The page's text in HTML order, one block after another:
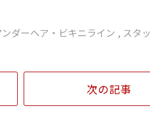
ンダーヘア・ビキニライン , スタ
次の記事